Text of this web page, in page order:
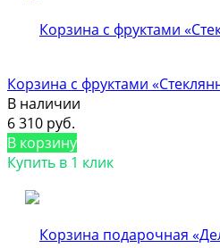
Корзина с фруктами
В наличии
6 310 руб.
В корзину
Купить в 1 клик